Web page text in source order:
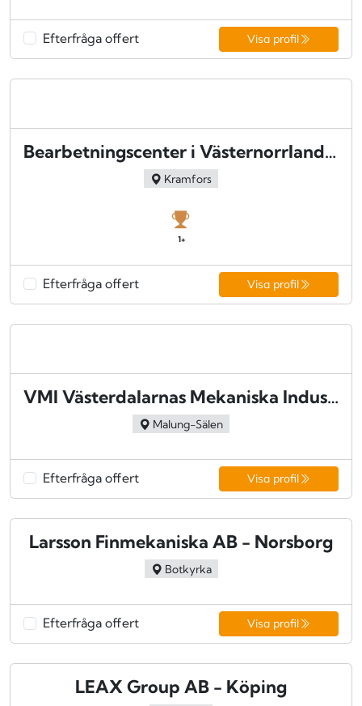
Efterfråga offert Visa profil
Bearbetningscenter i Västernorrland AB - Kramfors
Kramfors
1+
Efterfråga offert Visa profil
VMI Västerdalarnas Mekaniska Industri AB - Malung
Malung-Sälen
Efterfråga offert Visa profil
Larsson Finmekaniska AB - Norsborg
Botkyrka
Efterfråga offert Visa profil
LEAX Group AB - Köping